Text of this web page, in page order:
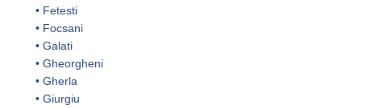
• Fetesti
• Focsani
• Galati
• Gheorgheni
• Gherla
• Giurgiu